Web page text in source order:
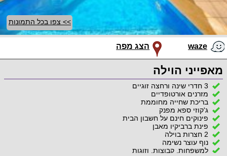
>> צפו בכל התמונות
waze הצג מפה
מאפייני הוילה
3 חדרי שינה ורחצה זוגיים
מזרנים אורטופדיים
בריכת שחייה מחוממת
ג'קוזי ספא מפנק
פינוקים חינם על חשבון הבית
פינת ברביקיו מאבן
2 חצרות בוילה
נוף עוצר נשימה
למשפחות, קבוצות, וזוגות